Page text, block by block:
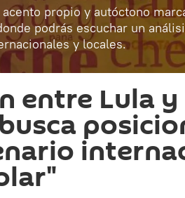
propio y autóctono
podrás escuchar un
y locales.
entre Lula